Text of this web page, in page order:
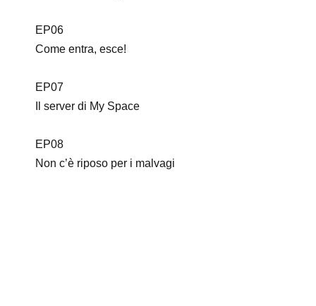
EP06
Come entra, esce!
EP07
Il server di My Space
EP08
Non c’è riposo per i malvagi